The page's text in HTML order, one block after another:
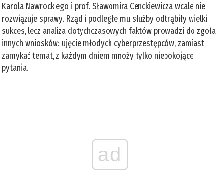
Karola Nawrockiego i prof. Sławomira Cenckiewicza wcale nie
rozwiązuje sprawy. Rząd i podległe mu służby odtrąbiły wielki
sukces, lecz analiza dotychczasowych faktów prowadzi do zgoła
innych wniosków: ujęcie młodych cyberprzestępców, zamiast
zamykać temat, z każdym dniem mnoży tylko niepokojące
pytania.
ad